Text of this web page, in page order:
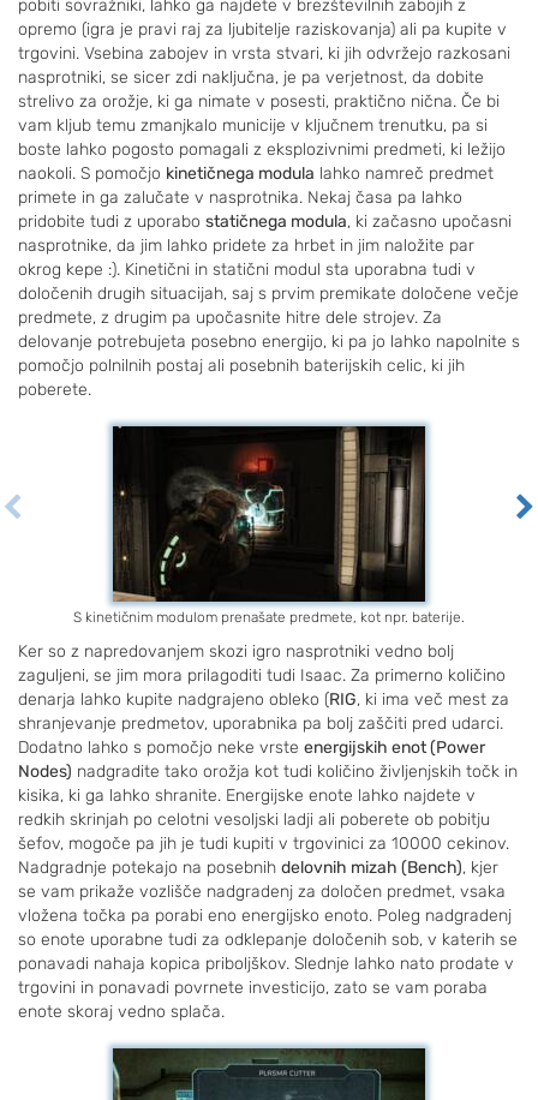
pobiti sovražniki, lahko ga najdete v brezštevilnih zabojih z
opremo (igra je pravi raj za ljubitelje raziskovanja) ali pa kupite v
trgovini. Vsebina zabojev in vrsta stvari, ki jih odvržejo razkosani
nasprotniki, se sicer zdi naključna, je pa verjetnost, da dobite
strelivo za orožje, ki ga nimate v posesti, praktično nična. Če bi
vam kljub temu zmanjkalo municije v ključnem trenutku, pa si
boste lahko pogosto pomagali z eksplozivnimi predmeti, ki ležijo
naokoli. S pomočjo kinetičnega modula lahko namreč predmet
primete in ga zalučate v nasprotnika. Nekaj časa pa lahko
pridobite tudi z uporabo statičnega modula, ki začasno upočasni
nasprotnike, da jim lahko pridete za hrbet in jim naložite par
okrog kepe :). Kinetični in statični modul sta uporabna tudi v
določenih drugih situacijah, saj s prvim premikate določene večje
predmete, z drugim pa upočasnite hitre dele strojev. Za
delovanje potrebujeta posebno energijo, ki pa jo lahko napolnite s
pomočjo polnilnih postaj ali posebnih baterijskih celic, ki jih
poberete.
S kinetičnim modulom prenašate predmete, kot npr. baterije.
Ker so z napredovanjem skozi igro nasprotniki vedno bolj
zaguljeni, se jim mora prilagoditi tudi Isaac. Za primerno količino
denarja lahko kupite nadgrajeno obleko (RIG, ki ima več mest za
shranjevanje predmetov, uporabnika pa bolj zaščiti pred udarci.
Dodatno lahko s pomočjo neke vrste energijskih enot (Power
Nodes) nadgradite tako orožja kot tudi količino življenjskih točk in
kisika, ki ga lahko shranite. Energijske enote lahko najdete v
redkih skrinjah po celotni vesoljski ladji ali poberete ob pobitju
šefov, mogoče pa jih je tudi kupiti v trgovinici za 10000 cekinov.
Nadgradnje potekajo na posebnih delovnih mizah (Bench), kjer
se vam prikaže vozlišče nadgradenj za določen predmet, vsaka
vložena točka pa porabi eno energijsko enoto. Poleg nadgradenj
so enote uporabne tudi za odklepanje določenih sob, v katerih se
ponavadi nahaja kopica priboljškov. Slednje lahko nato prodate v
trgovini in ponavadi povrnete investicijo, zato se vam poraba
enote skoraj vedno splača.